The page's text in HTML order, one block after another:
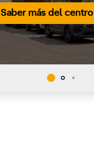
Saber más del centro